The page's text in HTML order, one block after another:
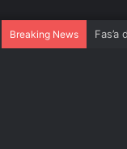
Breaking News Fas’a